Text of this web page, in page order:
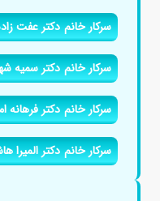
سرکار خانم دکتر عفت
سرکار خانم دکتر سمیه
سرکار خانم دکتر فرهانه
سرکار خانم دکتر المیرا